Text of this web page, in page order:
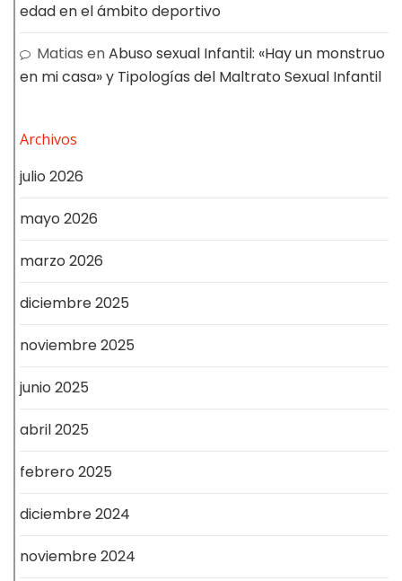
edad en el ámbito deportivo
Matias enAbuso sexual Infantil: «Hay un monstruo
en mi casa» y Tipologías del Maltrato Sexual Infantil
Archivos
julio 2026
mayo 2026
marzo 2026
diciembre 2025
noviembre 2025
junio 2025
abril 2025
febrero 2025
diciembre 2024
noviembre 2024